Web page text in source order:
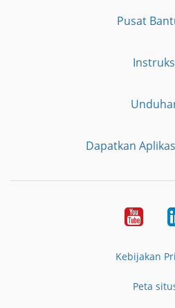
Pusat
Dapatkan
Kebijakan
Peta